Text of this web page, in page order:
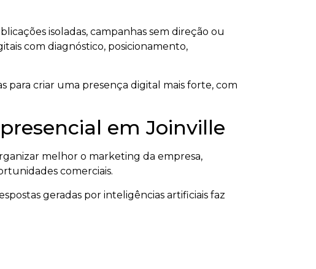
isoladas, campanhas sem direção ou
com diagnóstico, posicionamento,
para criar uma presença digital mais forte, com
em Joinville
melhor o marketing da empresa,
comerciais.
geradas por inteligências artificiais faz